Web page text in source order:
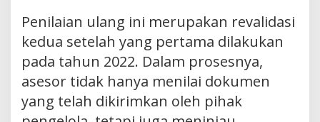
Penilaian ulang ini merupakan revalidasi
kedua setelah yang pertama dilakukan
pada tahun 2022. Dalam prosesnya,
asesor tidak hanya menilai dokumen
yang telah dikirimkan oleh pihak